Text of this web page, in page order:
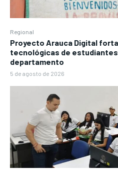
Regional
Proyecto Arauca Digital
tecnológicas de
departamento
5 de agosto de 2026